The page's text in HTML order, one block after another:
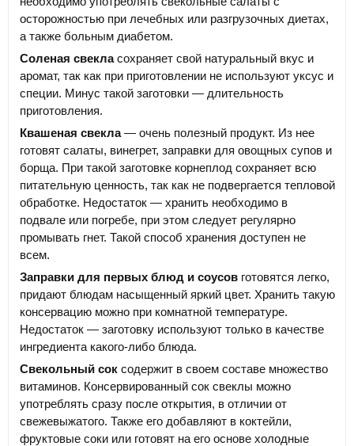
осторожностью при лечебных или разгрузочных диетах,
а также больным диабетом.
Соленая свекласохраняет свой натуральный вкус и
аромат, так как при приготовлении не используют уксус и
специи. Минус такой заготовки — длительность
приготовления.
Квашеная свекла— очень полезный продукт. Из нее
готовят салаты, винегрет, заправки для овощных супов и
борща. При такой заготовке корнеплод сохраняет всю
питательную ценность, так как не подвергается тепловой
обработке. Недостаток — хранить необходимо в
подвале или погребе, при этом следует регулярно
промывать гнет. Такой способ хранения доступен не
всем.
Заправки для первых блюд и соусов готовятся легко,
придают блюдам насыщенный яркий цвет. Хранить такую
консервацию можно при комнатной температуре.
Недостаток — заготовку используют только в качестве
ингредиента какого-либо блюда.
Свекольный сок содержит в своем составе множество
витаминов. Консервированный сок свеклы можно
употреблять сразу после открытия, в отличии от
свежевыжатого. Также его добавляют в коктейли,
фруктовые соки или готовят на его основе холодные